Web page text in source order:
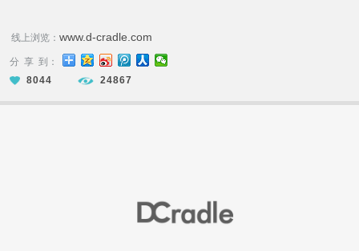
线上浏览： www.d-cradle.com
分 享 到：
8044
24867